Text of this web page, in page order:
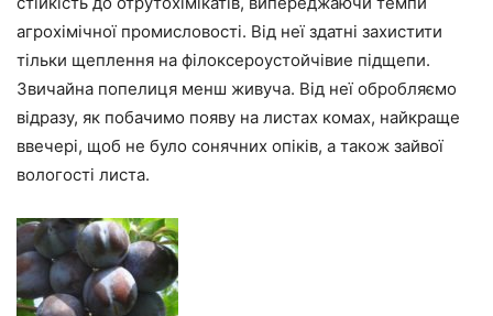
агрохімічної промисловості. Від неї здатні захистити
тільки щеплення на філоксероустойчівие підщепи.
Звичайна попелиця менш живуча. Від неї обробляємо
відразу, як побачимо появу на листах комах, найкраще
ввечері, щоб не було сонячних опіків, а також зайвої
вологості листа.